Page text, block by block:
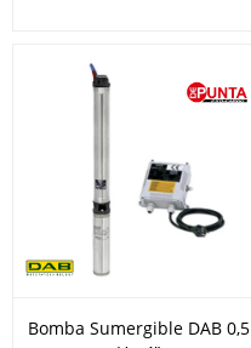
Bomba Sumergible DAB 0,5